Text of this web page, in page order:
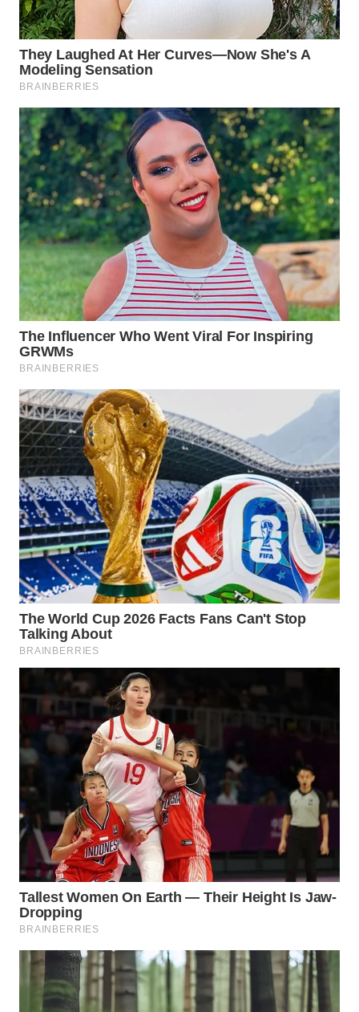
WN
PRIANGAN
TIMUR
WN
WN
SOLO
WN
BOROBUDUR
WN
MADURA
WN
SURABAYA
NATUNA
WN
BINTAN
WN
MANDALIKA
WN
LIKUPANG
WN
LABUANBAJO
BORNEO
Wahana
Media
WAHANA
NEWS
WAHANA
TANI
WAHANA
WAHANA
INFRASTRUKTUR